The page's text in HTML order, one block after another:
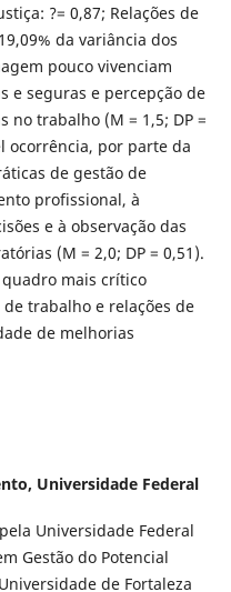
?= 0,87; Relações de
da variância dos
pouco vivenciam
e seguras e percepção de
no trabalho (M = 1,5; DP =
ocorrência, por parte da
de gestão de
profissional, à
e à observação das
(M = 2,0; DP = 0,51).
mais crítico
trabalho e relações de
de melhorias
Universidade Federal
Universidade Federal
Gestão do Potencial
de Fortaleza